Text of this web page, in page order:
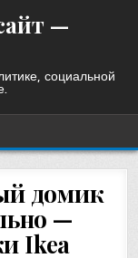
—
социальной
домик
—
Ikea